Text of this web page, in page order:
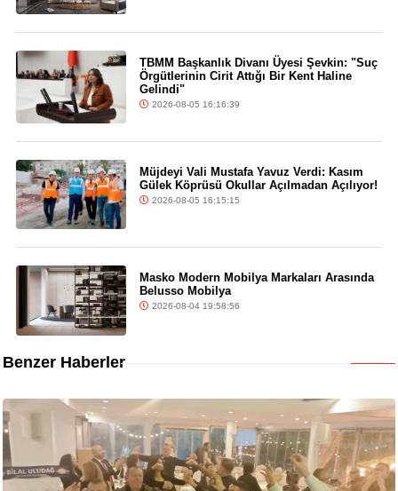
TBMM Başkanlık Divanı Üyesi Şevkin: "Suç
Örgütlerinin Cirit Attığı Bir Kent Haline
Gelindi"
2026-08-05 16:16:39
Müjdeyi Vali Mustafa Yavuz Verdi: Kasım
Gülek Köprüsü Okullar Açılmadan Açılıyor!
2026-08-05 16:15:15
Masko Modern Mobilya Markaları Arasında
Belusso Mobilya
2026-08-04 19:58:56
Benzer Haberler